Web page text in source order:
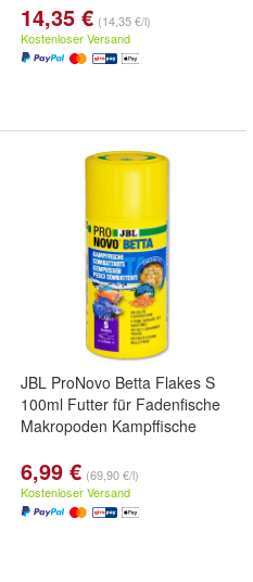
14,35 € (14,35 €/l)
Kostenloser Versand
JBL ProNovo Betta Flakes S
100ml Futter für Fadenfische
Makropoden Kampffische
6,99 € (69,90 €/l)
Kostenloser Versand